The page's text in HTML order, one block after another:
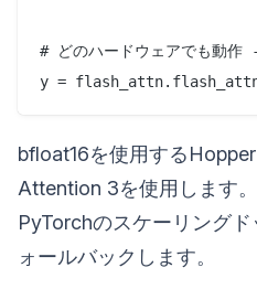
# どのハードウェアでも動作
bfloat16を使用する
Attention 3を使用します
PyTorchのスケーリング
ォールバックします。